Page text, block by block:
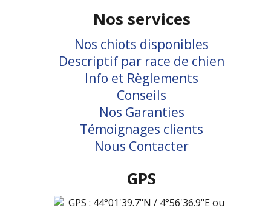
Nos services
Nos chiots disponibles
Descriptif par race de chien
Info et Règlements
Conseils
Nos Garanties
Témoignages clients
Nous Contacter
GPS